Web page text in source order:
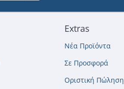
Extras
Νέα Προϊόντα
Σε Προσφορά
Οριστική Πώληση